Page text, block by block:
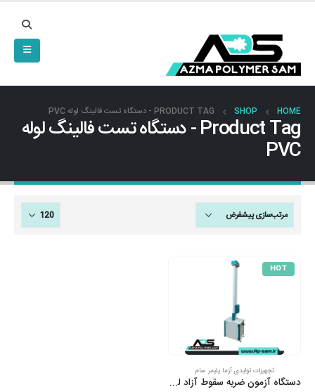
HOME
SHOP
PRODUCT TAG - دستگاه تست فالینگ لوله PVC
Product Tag - دستگاه تست فالینگ لوله
PVC
HOT
تجهیزات تولیدی آزما پلیمر سام
دستگاه آزمون ضربه سقوط آزاد لوله (FALLING WEIGHT)